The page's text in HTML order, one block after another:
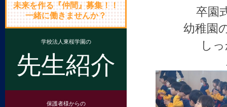
卒園
幼稚園
し
未来を作る『仲間』募集！！
一緒に働きませんか？
学校法人東桜学園の
先生紹介
保護者様からの